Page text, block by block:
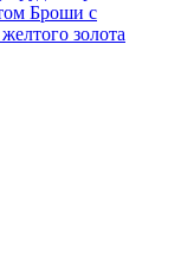
Броши с
золота